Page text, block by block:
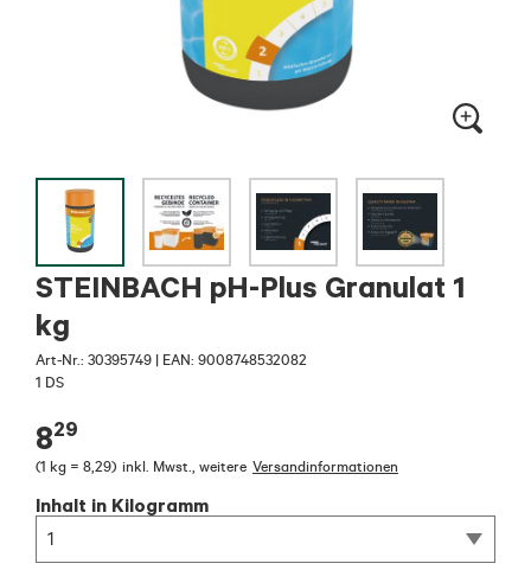
STEINBACH pH-Plus Granulat 1
kg
Art-Nr.: 30395749 | EAN: 9008748532082
1 DS
829
(1 kg = 8,29) inkl. Mwst. weitere Versandinformationen
Inhalt in Kilogramm
1